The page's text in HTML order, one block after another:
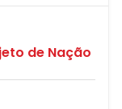
de Nação